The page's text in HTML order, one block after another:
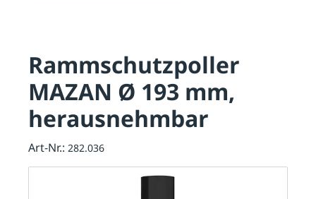
Rammschutzpoller
MAZAN Ø 193 mm,
herausnehmbar
Art-Nr.: 282.036